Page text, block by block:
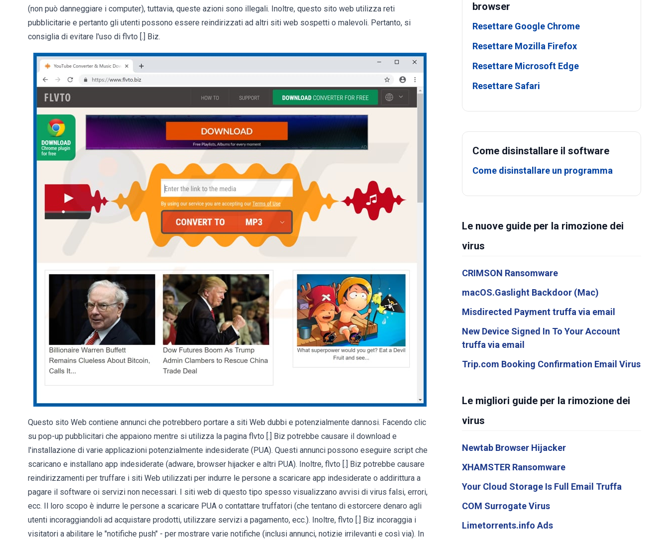
(non può danneggiare i computer), tuttavia, queste azioni sono illegali. Inoltre, questo sito web utilizza reti
pubblicitarie e pertanto gli utenti possono essere reindirizzati ad altri siti web sospetti o malevoli. Pertanto, si
consiglia di evitare l'uso di flvto [.] Biz.
Questo sito Web contiene annunci che potrebbero portare a siti Web dubbi e potenzialmente dannosi. Facendo clic
su pop-up pubblicitari che appaiono mentre si utilizza la pagina flvto [.] Biz potrebbe causare il download e
l'installazione di varie applicazioni potenzialmente indesiderate (PUA). Questi annunci possono eseguire script che
scaricano e installano app indesiderate (adware, browser hijacker e altri PUA). Inoltre, flvto [.] Biz potrebbe causare
reindirizzamenti per truffare i siti Web utilizzati per indurre le persone a scaricare app indesiderate o addirittura a
pagare il software oi servizi non necessari. I siti web di questo tipo spesso visualizzano avvisi di virus falsi, errori,
ecc. Il loro scopo è indurre le persone a scaricare PUA o contattare truffatori (che tentano di estorcere denaro agli
utenti incoraggiandoli ad acquistare prodotti, utilizzare servizi a pagamento, ecc.). Inoltre, flvto [.] Biz incoraggia i
visitatori a abilitare le "notifiche push" - per mostrare varie notifiche (inclusi annunci, notizie irrilevanti e così via). In
browser
Resettare Google Chrome
Resettare Mozilla Firefox
Resettare Microsoft Edge
Resettare Safari
Come disinstallare il software
Come disinstallare un programma
Le nuove guide per la rimozione dei
virus
CRIMSON Ransomware
macOS.Gaslight Backdoor (Mac)
Misdirected Payment truffa via email
New Device Signed In To Your Account
truffa via email
Trip.com Booking Confirmation Email Virus
Le migliori guide per la rimozione dei
virus
Newtab Browser Hijacker
XHAMSTER Ransomware
Your Cloud Storage Is Full Email Truffa
COM Surrogate Virus
Limetorrents.info Ads